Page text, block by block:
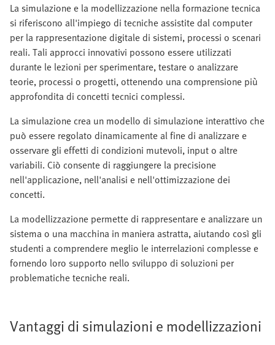
La simulazione e la modellizzazione nella formazione tecnica
si riferiscono all'impiego di tecniche assistite dal computer
per la rappresentazione digitale di sistemi, processi o scenari
reali. Tali approcci innovativi possono essere utilizzati
durante le lezioni per sperimentare, testare o analizzare
teorie, processi o progetti, ottenendo una comprensione più
approfondita di concetti tecnici complessi.
La simulazione crea un modello di simulazione interattivo che
può essere regolato dinamicamente al fine di analizzare e
osservare gli effetti di condizioni mutevoli, input o altre
variabili. Ciò consente di raggiungere la precisione
nell'applicazione, nell'analisi e nell'ottimizzazione dei
concetti.
La modellizzazione permette di rappresentare e analizzare un
sistema o una macchina in maniera astratta, aiutando così gli
studenti a comprendere meglio le interrelazioni complesse e
fornendo loro supporto nello sviluppo di soluzioni per
problematiche tecniche reali.
Vantaggi di simulazioni e modellizzazioni